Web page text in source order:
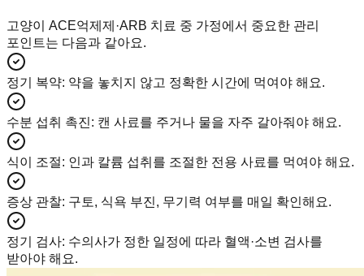
고양이 ACE억제제·ARB 치료 중 가정에서 중요한 관리
포인트는 다음과 같아요.
정기 복약: 약을 놓치지 않고 정확한 시간에 먹여야 해요.
수분 섭취 촉진: 캔 사료를 주거나 물을 자주 갈아줘야 해요.
식이 조절: 인과 칼륨 섭취를 조절한 전용 사료를 먹여야 해요.
증상 관찰: 구토, 식욕 부진, 무기력 여부를 매일 확인해요.
정기 검사: 수의사가 정한 일정에 따라 혈액·소변 검사를
받아야 해요.